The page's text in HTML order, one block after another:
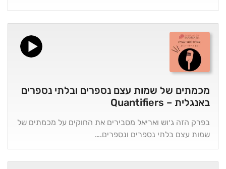
מכמתים של שמות עצם נספרים ובלתי נספרים
באנגלית – Quantifiers
בפרק הזה ג׳וש ואריאל מסבירים את החוקים על מכמתים של
שמות עצם בלתי נספרים ונספרים.…